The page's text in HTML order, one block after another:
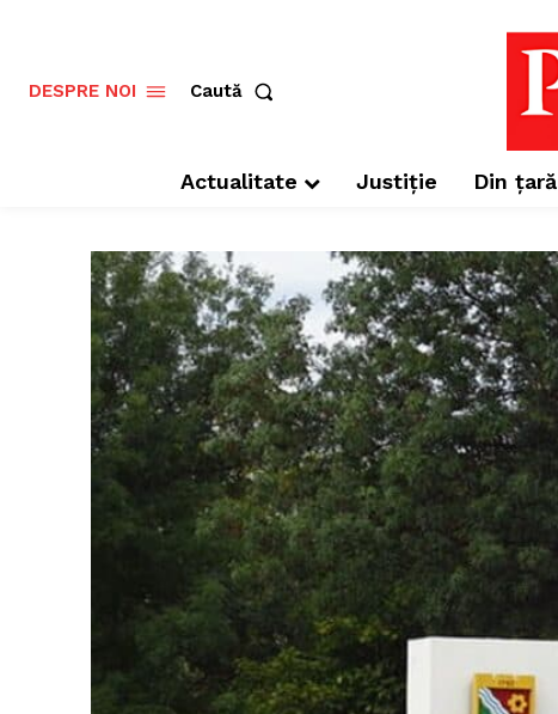
DESPRE NOI Caută
Actualitate Justiție Din țară